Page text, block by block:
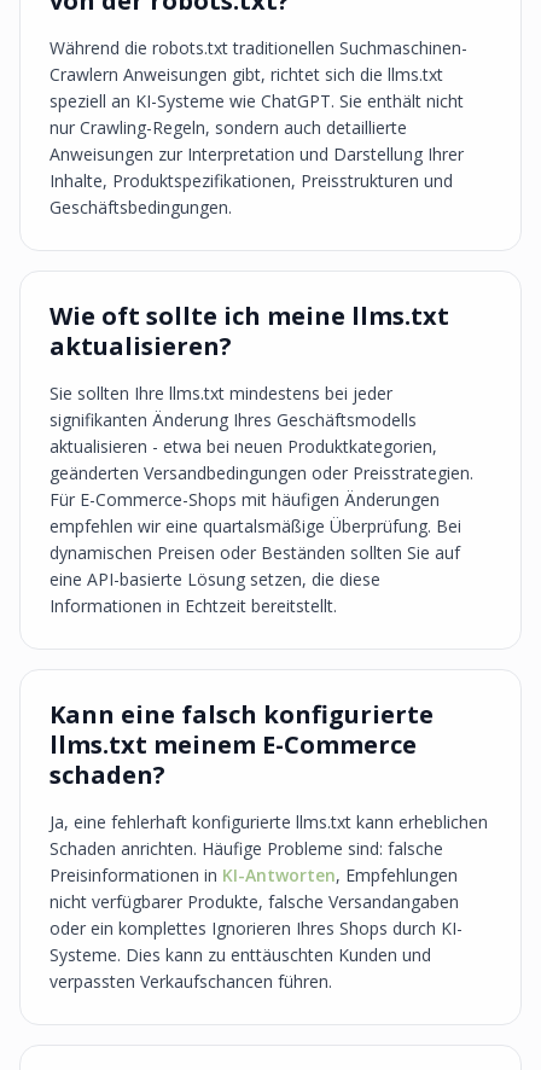
Während die robots.txt traditionellen Suchmaschinen-
Crawlern Anweisungen gibt, richtet sich die llms.txt
speziell an KI-Systeme wie ChatGPT. Sie enthält nicht
nur Crawling-Regeln, sondern auch detaillierte
Anweisungen zur Interpretation und Darstellung Ihrer
Inhalte, Produktspezifikationen, Preisstrukturen und
Geschäftsbedingungen.
Wie oft sollte ich meine llms.txt
aktualisieren?
Sie sollten Ihre llms.txt mindestens bei jeder
signifikanten Änderung Ihres Geschäftsmodells
aktualisieren - etwa bei neuen Produktkategorien,
geänderten Versandbedingungen oder Preisstrategien.
Für E-Commerce-Shops mit häufigen Änderungen
empfehlen wir eine quartalsmäßige Überprüfung. Bei
dynamischen Preisen oder Beständen sollten Sie auf
eine API-basierte Lösung setzen, die diese
Informationen in Echtzeit bereitstellt.
Kann eine falsch konfigurierte
llms.txt meinem E-Commerce
schaden?
Ja, eine fehlerhaft konfigurierte llms.txt kann erheblichen
Schaden anrichten. Häufige Probleme sind: falsche
Preisinformationen in KI-Antworten, Empfehlungen
nicht verfügbarer Produkte, falsche Versandangaben
oder ein komplettes Ignorieren Ihres Shops durch KI-
Systeme. Dies kann zu enttäuschten Kunden und
verpassten Verkaufschancen führen.